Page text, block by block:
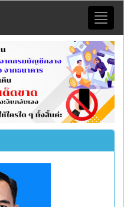
Next